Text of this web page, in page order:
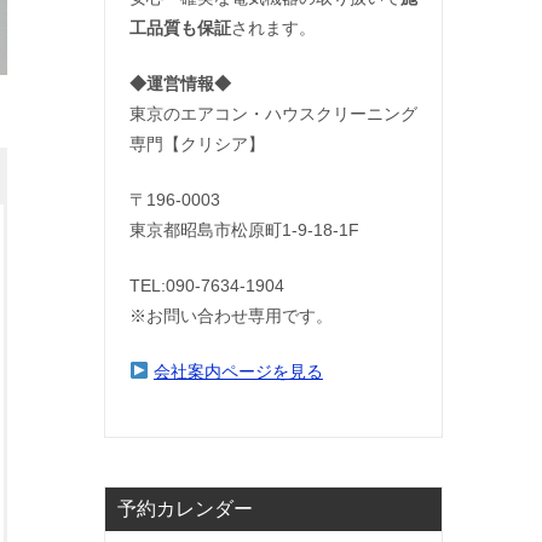
工品質も保証されます。
◆運営情報◆
東京のエアコン・ハウスクリーニング
専門【クリシア】
〒196-0003
東京都昭島市松原町1-9‐18‐1F
TEL:090-7634-1904
※お問い合わせ専用です。
会社案内ページを見る
予約カレンダー